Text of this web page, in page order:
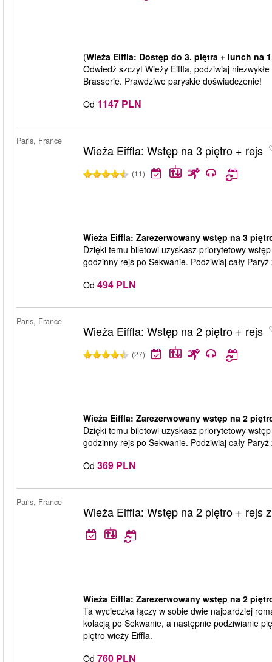
(Wieża Eiffla: Dostęp do 3. piętra + lunch na
Odwiedź szczyt Wieży Eiffla, podziwiaj
Brasserie. Prawdziwe paryskie doświadczenie!
Od 1147 PLN
Paris, France
Wieża Eiffla: Wstęp na 3 piętro + rejs
(11)
Wieża Eiffla: Zarezerwowany wstęp na 3
Dzięki temu biletowi uzyskasz priorytetowy
godzinny rejs po Sekwanie. Podziwiaj cały
Od 494 PLN
Paris, France
Wieża Eiffla: Wstęp na 2 piętro + rejs
(27)
Wieża Eiffla: Zarezerwowany wstęp na 2
Dzięki temu biletowi uzyskasz priorytetowy
godzinny rejs po Sekwanie. Podziwiaj cały
Od 369 PLN
Paris, France
Wieża Eiffla: Wstęp na 2 piętro + rejs
Wieża Eiffla: Zarezerwowany wstęp na 2
Ta wycieczka łączy w sobie dwie najbardziej
kolacją po Sekwanie, a następnie podziwianie
piętro wieży Eiffla.
Od 760 PLN